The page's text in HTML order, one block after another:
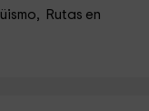
Rutas en